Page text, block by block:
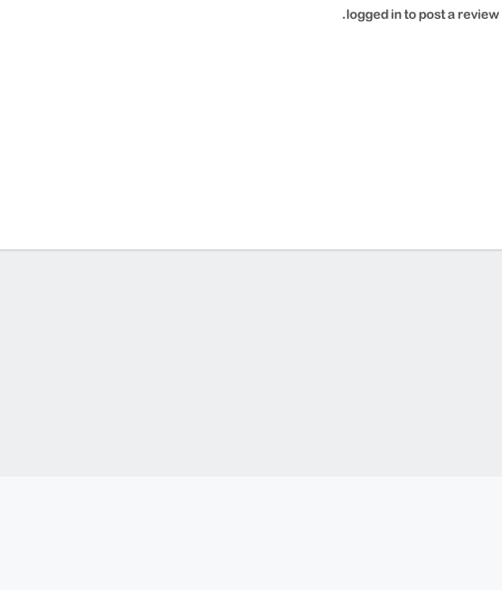
logged in to post a review.